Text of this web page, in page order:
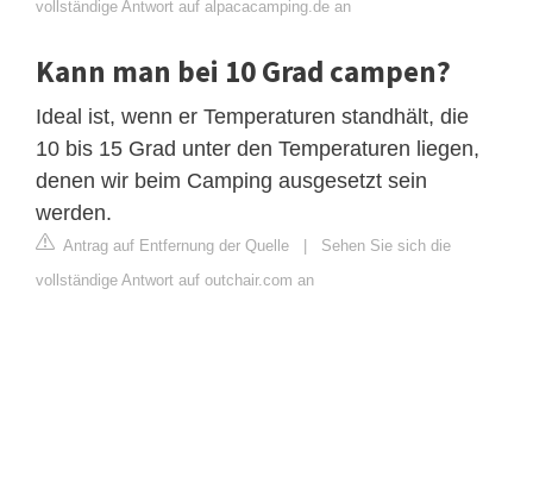
vollständige Antwort auf alpacacamping.de an
Kann man bei 10 Grad campen?
Ideal ist, wenn er Temperaturen standhält, die
10 bis 15 Grad unter den Temperaturen liegen,
denen wir beim Camping ausgesetzt sein
werden.
Antrag auf Entfernung der Quelle | Sehen Sie sich die
vollständige Antwort auf outchair.com an